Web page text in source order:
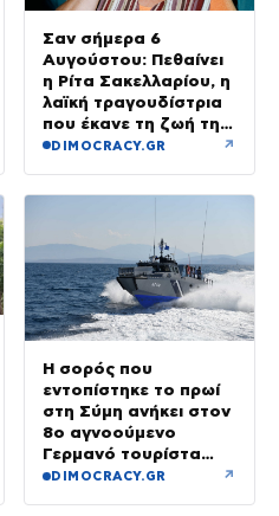
Σαν σήμερα 6
Αυγούστου: Πεθαίνει
η Ρίτα Σακελλαρίου, η
λαϊκή τραγουδίστρια
που έκανε τη ζωή της
τραγούδι
DIMOCRACY.GR ↗
Η σορός που
εντοπίστηκε το πρωί
στη Σύμη ανήκει στον
8ο αγνοούμενο
Γερμανό τουρίστα
που επέβαινε σε
DIMOCRACY.GR ↗